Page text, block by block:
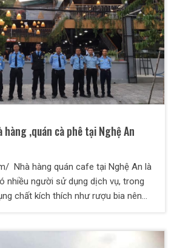
hàng ,quán cà phê tại Nghệ An
Nhà hàng quán cafe tại Nghệ An là
nhiều người sử dụng dịch vụ, trong
chất kích thích như rượu bia nên
ra nhiều… Nhà hàng, quán cafe rất